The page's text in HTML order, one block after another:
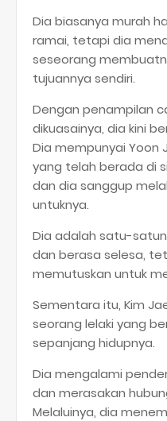
Dia biasanya murah
ramai, tetapi dia
seseorang
tujuannya sendiri.
Dengan penampilan
dikuasainya, dia kini
Dia mempunyai Yoon
yang telah berada di
dan dia sanggup
untuknya.
Dia adalah satu-
dan berasa selesa,
memutuskan untuk
Sementara itu, Kim
seorang lelaki yang
sepanjang hidupnya.
Dia mengalami
dan merasakan
Melaluinya, dia